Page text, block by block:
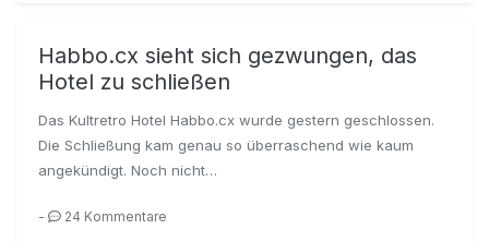
Habbo.cx sieht sich gezwungen, das
Hotel zu schließen
Das Kultretro Hotel Habbo.cx wurde gestern geschlossen.
Die Schließung kam genau so überraschend wie kaum
angekündigt. Noch nicht…
- 24 Kommentare